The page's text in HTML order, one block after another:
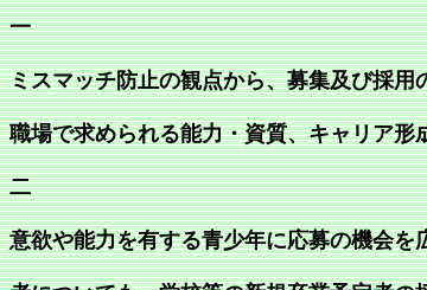
一
ミスマッチ防止の観点から、募集及び採
職場で求められる能力・資質、キャリア
二
意欲や能力を有する青少年に応募の機会